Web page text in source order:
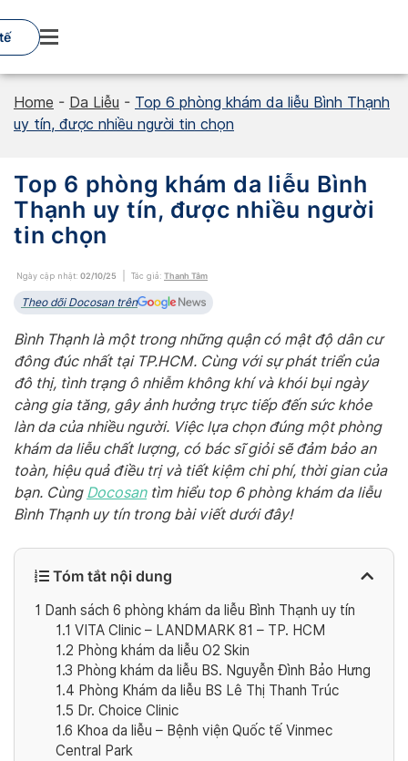
to
content
Home - Da Liễu - Top 6 phòng khám da liễu Bình Thạnh
uy tín, được nhiều người tin chọn
Top 6 phòng khám da liễu Bình
Thạnh uy tín, được nhiều người
tin chọn
Ngày cập nhật: 02/10/25 Tác giả: Thanh Tâm
Theo dõi Docosan trên
Bình Thạnh là một trong những quận có mật độ dân cư
đông đúc nhất tại TP.HCM. Cùng với sự phát triển của
đô thị, tình trạng ô nhiễm không khí và khói bụi ngày
càng gia tăng, gây ảnh hưởng trực tiếp đến sức khỏe
làn da của nhiều người. Việc lựa chọn đúng một phòng
khám da liễu chất lượng, có bác sĩ giỏi sẽ đảm bảo an
toàn, hiệu quả điều trị và tiết kiệm chi phí, thời gian của
bạn. Cùng Docosantìm hiểu top 6 phòng khám da liễu
Bình Thạnh uy tín trong bài viết dưới đây!
Tóm tắt nội dung
1 Danh sách 6 phòng khám da liễu Bình Thạnh uy tín
1.1 VITA Clinic – LANDMARK 81 – TP. HCM
1.2 Phòng khám da liễu O2 Skin
1.3 Phòng khám da liễu BS. Nguyễn Đình Bảo Hưng
1.4 Phòng Khám da liễu BS Lê Thị Thanh Trúc
1.5 Dr. Choice Clinic
1.6 Khoa da liễu – Bệnh viện Quốc tế Vinmec
Central Park